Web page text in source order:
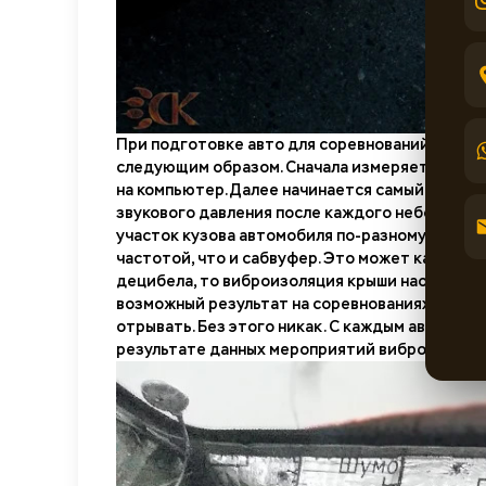
При подготовке авто для соревнований, где
следующим образом. Сначала измеряется
на компьютер. Далее начинается самый
звукового давления после каждого
участок кузова автомобиля по-разному
частотой, что и сабвуфер. Это может как
децибела, то виброизоляция крыши наоборот
возможный результат на соревнованиях,
отрывать. Без этого никак. С каждым
результате данных мероприятий